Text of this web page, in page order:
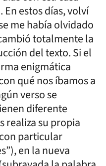
estos días, volví
me había olvidado
totalmente la
del texto. Si el
enigmática
qué nos íbamos a
verso se
diferente
realiza su propia
particular
en la nueva